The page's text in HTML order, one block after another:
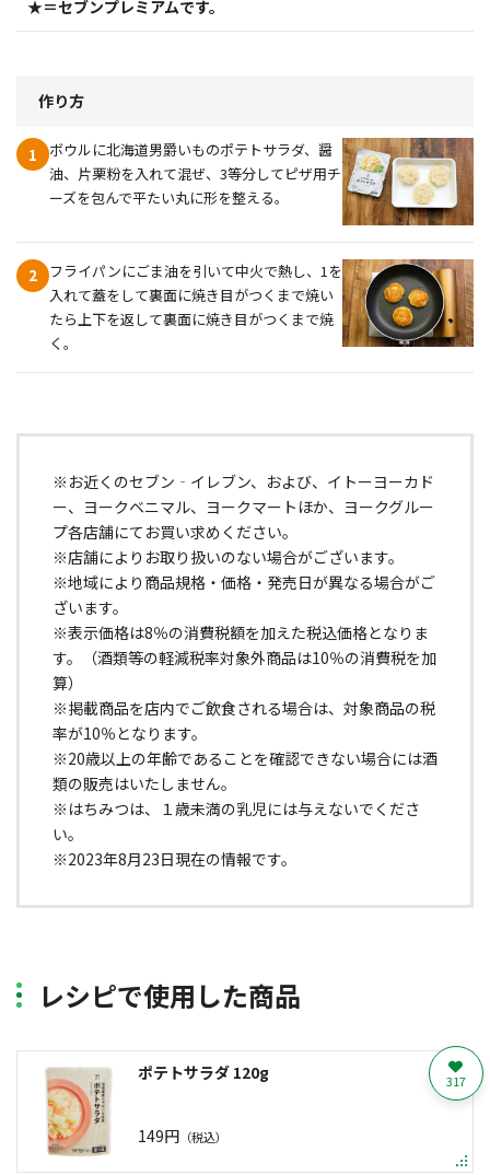
★＝セブンプレミアムです。
作り方
1
ボウルに北海道男爵いものポテトサラダ、醤
油、片栗粉を入れて混ぜ、3等分してピザ用チ
ーズを包んで平たい丸に形を整える。
2
フライパンにごま油を引いて中火で熱し、1を
入れて蓋をして裏面に焼き目がつくまで焼い
たら上下を返して裏面に焼き目がつくまで焼
く。
※お近くのセブン‐イレブン、および、イトーヨーカド
ー、ヨークベニマル、ヨークマートほか、ヨークグルー
プ各店舗にてお買い求めください。
※店舗によりお取り扱いのない場合がございます。
※地域により商品規格・価格・発売日が異なる場合がご
ざいます。
※表示価格は8％の消費税額を加えた税込価格となりま
す。（酒類等の軽減税率対象外商品は10％の消費税を加
算）
※掲載商品を店内でご飲食される場合は、対象商品の税
率が10％となります。
※20歳以上の年齢であることを確認できない場合には酒
類の販売はいたしません。
※はちみつは、１歳未満の乳児には与えないでくださ
い。
※2023年8月23日現在の情報です。
レシピで使用した商品
ポテトサラダ 120g
149円 （税込）
317